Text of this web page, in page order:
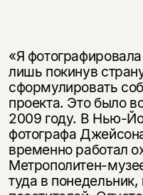
«Я фотографировала
лишь покинув
сформулировать
проекта. Это было
2009 году. В Нью-
фотографа
временно работал
Метрополитен-
туда в